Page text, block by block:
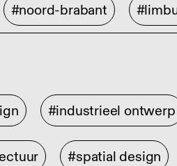
#noord-brabant
#industrieel ontwerp
#spatial design